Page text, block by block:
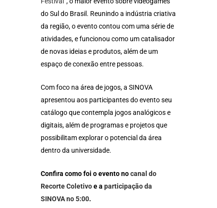
do Sul do Brasil. Reunindo a indústria criativa
da região, o evento contou com uma série de
atividades, e funcionou como um catalisador
de novas ideias e produtos, além de um
espaço de conexão entre pessoas.
Com foco na área de jogos, a SINOVA
apresentou aos participantes do evento seu
catálogo que contempla jogos analógicos e
digitais, além de programas e projetos que
possibilitam explorar o potencial da área
dentro da universidade.
Confira como foi o evento nocanal do
Recorte Coletivoe a participação da
SINOVA no 5:00.